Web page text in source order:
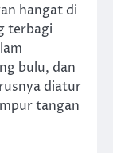
hangat di
terbagi
bulu, dan
diatur
tangan